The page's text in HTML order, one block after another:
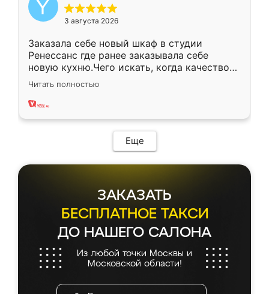
3 августа 2026
Заказала себе новый шкаф в студии
Ренессанс где ранее заказывала себе
новую кухню.Чего искать, когда качеством
вполне довольна. Служит кухня уже почти
два года, нареканий нет.
Читать полностью
Еще
ЗАКАЗАТЬ
БЕСПЛАТНОЕ ТАКСИ
ДО НАШЕГО САЛОНА
Из любой точки Москвы и
Московской области!